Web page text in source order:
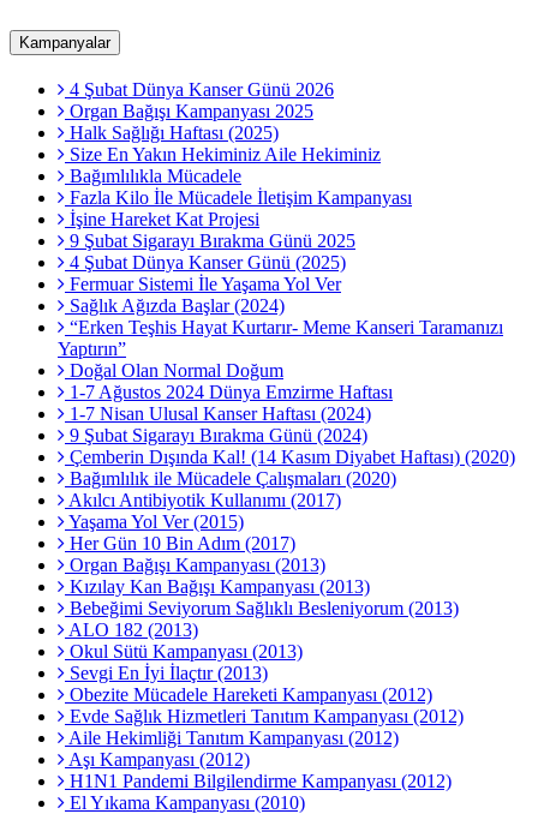
Kampanyalar
4 Şubat Dünya Kanser Günü 2026
Organ Bağışı Kampanyası 2025
Halk Sağlığı Haftası (2025)
Size En Yakın Hekiminiz Aile Hekiminiz
Bağımlılıkla Mücadele
Fazla Kilo İle Mücadele İletişim Kampanyası
İşine Hareket Kat Projesi
9 Şubat Sigarayı Bırakma Günü 2025
4 Şubat Dünya Kanser Günü (2025)
Fermuar Sistemi İle Yaşama Yol Ver
Sağlık Ağızda Başlar (2024)
“Erken Teşhis Hayat Kurtarır- Meme Kanseri Taramanızı
Yaptırın”
Doğal Olan Normal Doğum
1-7 Ağustos 2024 Dünya Emzirme Haftası
1-7 Nisan Ulusal Kanser Haftası (2024)
9 Şubat Sigarayı Bırakma Günü (2024)
Çemberin Dışında Kal! (14 Kasım Diyabet Haftası) (2020)
Bağımlılık ile Mücadele Çalışmaları (2020)
Akılcı Antibiyotik Kullanımı (2017)
Yaşama Yol Ver (2015)
Her Gün 10 Bin Adım (2017)
Organ Bağışı Kampanyası (2013)
Kızılay Kan Bağışı Kampanyası (2013)
Bebeğimi Seviyorum Sağlıklı Besleniyorum (2013)
ALO 182 (2013)
Okul Sütü Kampanyası (2013)
Sevgi En İyi İlaçtır (2013)
Obezite Mücadele Hareketi Kampanyası (2012)
Evde Sağlık Hizmetleri Tanıtım Kampanyası (2012)
Aile Hekimliği Tanıtım Kampanyası (2012)
Aşı Kampanyası (2012)
H1N1 Pandemi Bilgilendirme Kampanyası (2012)
El Yıkama Kampanyası (2010)